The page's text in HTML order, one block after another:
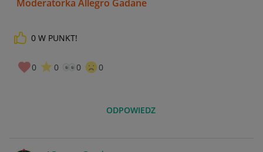
Moderatorka Allegro Gadane
0 W PUNKT!
0 0 0 0
ODPOWIEDZ